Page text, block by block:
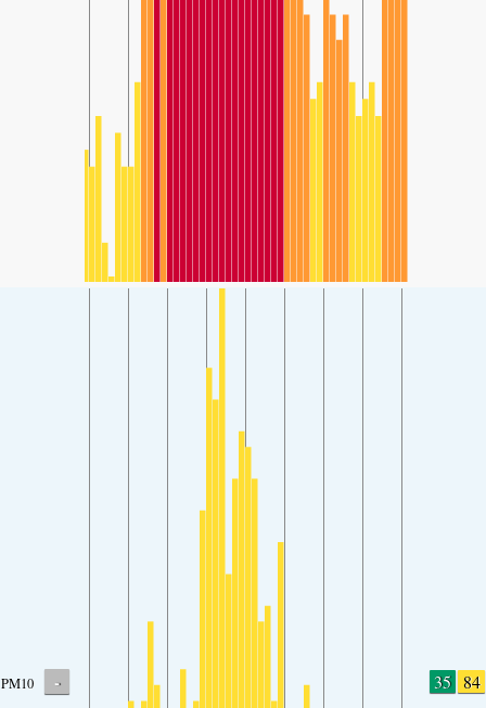
PM10 - 35 84